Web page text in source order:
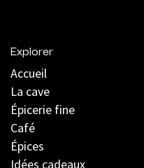
Explorer
Accueil
La cave
Épicerie fine
Café
Épices
Idées cadeaux